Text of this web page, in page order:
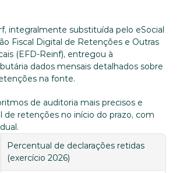
integralmente substituída pelo eSocial
Fiscal Digital de Retenções e Outras
(EFD-Reinf), entregou à
dados mensais detalhados sobre
na fonte.
de auditoria mais precisos e
de retenções no início do prazo, com
Percentual de declarações retidas
(exercício 2026)